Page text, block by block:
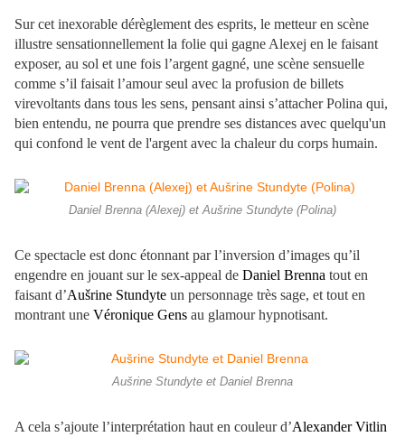
Sur cet inexorable dérèglement des esprits, le metteur en scène
illustre sensationnellement la folie qui gagne Alexej en le faisant
exposer, au sol et une fois l’argent gagné, une scène sensuelle
comme s’il faisait l’amour seul avec la profusion de billets
virevoltants dans tous les sens, pensant ainsi s’attacher Polina qui,
bien entendu, ne pourra que prendre ses distances avec quelqu'un
qui confond le vent de l'argent avec la chaleur du corps humain.
Daniel Brenna (Alexej) et Aušrine Stundyte (Polina)
Ce spectacle est donc étonnant par l’inversion d’images qu’il
engendre en jouant sur le sex-appeal de Daniel Brenna tout en
faisant d’Aušrine Stundyte un personnage très sage, et tout en
montrant une Véronique Gens au glamour hypnotisant.
Aušrine Stundyte et Daniel Brenna
A cela s’ajoute l’interprétation haut en couleur d’Alexander Vitlin